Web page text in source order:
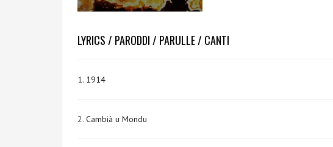
LYRICS / PARODDI / PARULLE / CANTI
1. 1914
2. Cambià u Mondu